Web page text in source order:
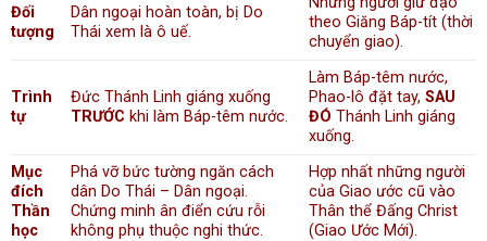
Đối
tượng
Dân ngoại hoàn toàn, bị Do
Thái xem là ô uế.
theo Giăng Báp-tít (thời
chuyển giao).
Trình
tự
Đức Thánh Linh giáng xuống
TRƯỚC khi làm Báp-têm nước.
Làm Báp-têm nước,
Phao-lô đặt tay,SAU
ĐÓ Thánh Linh giáng
xuống.
Mục
đích
Thần
học
Phá vỡ bức tường ngăn cách
dân Do Thái – Dân ngoại.
Chứng minh ân điển cứu rỗi
không phụ thuộc nghi thức.
Hợp nhất những người
của Giao ước cũ vào
Thân thể Đấng Christ
(Giao Ước Mới).